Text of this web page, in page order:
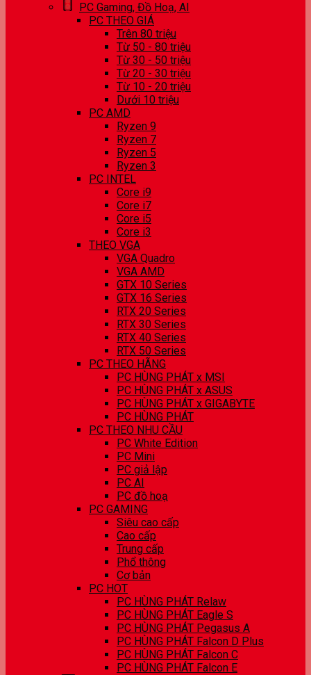
PC Gaming, Đồ Hoạ, AI
PC THEO GIÁ
Trên 80 triệu
Từ 50 - 80 triệu
Từ 30 - 50 triệu
Từ 20 - 30 triệu
Từ 10 - 20 triệu
Dưới 10 triệu
PC AMD
Ryzen 9
Ryzen 7
Ryzen 5
Ryzen 3
PC INTEL
Core i9
Core i7
Core i5
Core i3
THEO VGA
VGA Quadro
VGA AMD
GTX 10 Series
GTX 16 Series
RTX 20 Series
RTX 30 Series
RTX 40 Series
RTX 50 Series
PC THEO HÃNG
PC HÙNG PHÁT x MSI
PC HÙNG PHÁT x ASUS
PC HÙNG PHÁT x GIGABYTE
PC HÙNG PHÁT
PC THEO NHU CẦU
PC White Edition
PC Mini
PC giả lập
PC AI
PC đồ hoạ
PC GAMING
Siêu cao cấp
Cao cấp
Trung cấp
Phổ thông
Cơ bản
PC HOT
PC HÙNG PHÁT Relaw
PC HÙNG PHÁT Eagle S
PC HÙNG PHÁT Pegasus A
PC HÙNG PHÁT Falcon D Plus
PC HÙNG PHÁT Falcon C
PC HÙNG PHÁT Falcon E